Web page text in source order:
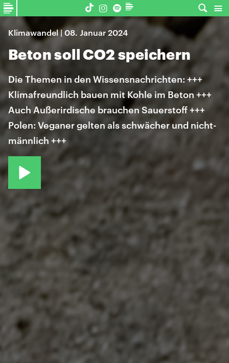
Klimawandel | 08. Januar 2024
Beton soll CO2 speichern
Die Themen in den Wissensnachrichten: +++
Klimafreundlich bauen mit Kohle im Beton +++
Auch Außerirdische brauchen Sauerstoff +++
Polen: Veganer gelten als schwächer und nicht-
männlich +++